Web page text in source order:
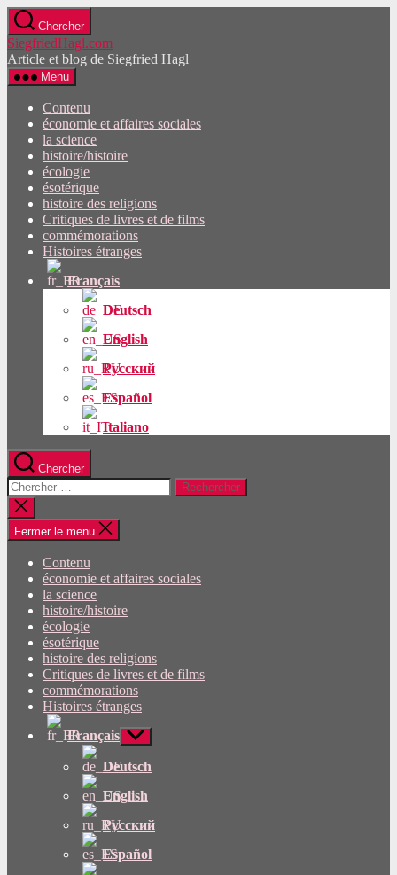
Passez
directement
au
contenu
Chercher
SiegfriedHagl.com
Article et blog de Siegfried Hagl
Menu
Contenu
économie et affaires sociales
la science
histoire/histoire
écologie
ésotérique
histoire des religions
Critiques de livres et de films
commémorations
Histoires étranges
Français
Deutsch
English
Русский
Español
Italiano
Chercher
Rechercher:
Fermer
la
recherche
Fermer le menu
Contenu
économie et affaires sociales
la science
histoire/histoire
écologie
ésotérique
histoire des religions
Critiques de livres et de films
commémorations
Histoires étranges
Français Afficher
le
sous-
menu
Deutsch
English
Русский
Español